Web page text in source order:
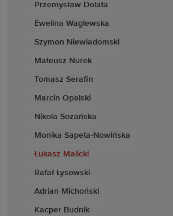
Przemysław Dolata
Ewelina Waglewska
Szymon Niewiadomski
Mateusz Nurek
Tomasz Serafin
Marcin Opalski
Nikola Sozańska
Monika Sapeta-Nowińska
Łukasz Malicki
Rafał Łysowski
Adrian Michoński
Kacper Budnik